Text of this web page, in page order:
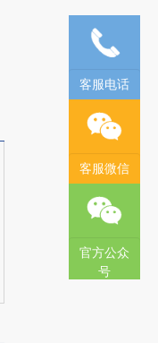
客服电话
客服微信
官方公众
号